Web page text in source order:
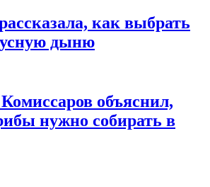
как выбрать
дыню
объяснил,
нужно собирать в